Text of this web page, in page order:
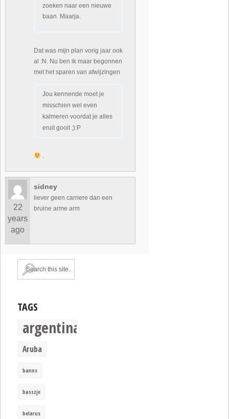
zoeken naar een nieuwe
baan. Maarja.
Dat was mijn plan vorig jaar ook
al :N. Nu ben ik maar begonnen
met het sparen van afwijzingen
Jou kennende moet je
misschien wel even
kalmeren voordat je alles
eruit gooit ;):P
22
years
ago
sidney
liever geen carriere dan een
bruine arme arm
TAGS
argentina
Aruba
banos
basszje
belarus